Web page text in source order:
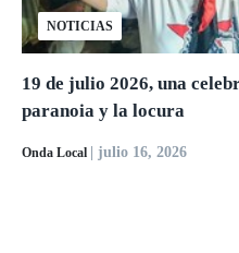
NOTICIAS
19 de julio 2026, una
paranoia y la locura
Onda Local | julio 16, 2026